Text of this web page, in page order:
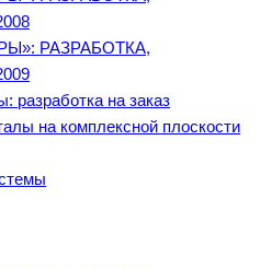
РАЗРАБОТКА,
разработка на заказ
на комплексной плоскости